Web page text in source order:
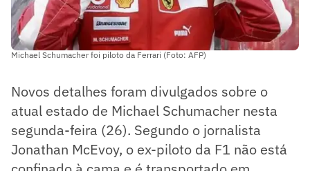
Michael Schumacher foi piloto da Ferrari (Foto: AFP)
Novos detalhes foram divulgados sobre o
atual estado de Michael Schumacher nesta
segunda-feira (26). Segundo o jornalista
Jonathan McEvoy, o ex-piloto da F1 não está